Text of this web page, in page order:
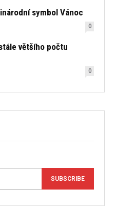
symbol Vánoc
0
většího počtu
0
SUBSCRIBE